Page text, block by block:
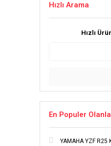
Hızlı Arama
Hızlı
En Populer
YAMAHA YZF R25